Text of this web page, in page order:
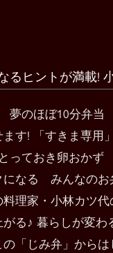
ヒントが満載!
夢のほぼ10分弁当
す! 「すきま専用
っておき卵おかず
になる みんなのお
理家・小林カツ
る♪ 暮らしが変わ
「じみ弁」からは